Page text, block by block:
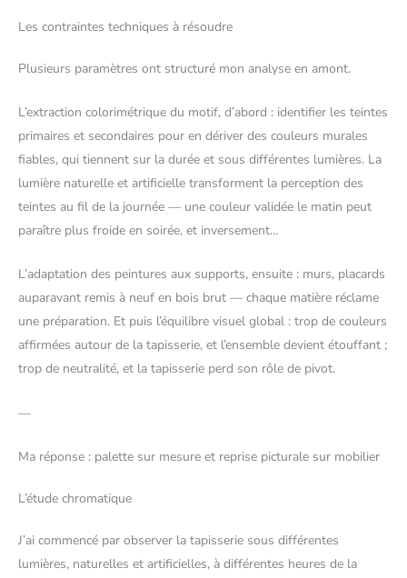
Les contraintes techniques à résoudre
Plusieurs paramètres ont structuré mon analyse en amont.
L’extraction colorimétrique du motif, d’abord : identifier les teintes
primaires et secondaires pour en dériver des couleurs murales
fiables, qui tiennent sur la durée et sous différentes lumières. La
lumière naturelle et artificielle transforment la perception des
teintes au fil de la journée — une couleur validée le matin peut
paraître plus froide en soirée, et inversement…
L’adaptation des peintures aux supports, ensuite : murs, placards
auparavant remis à neuf en bois brut — chaque matière réclame
une préparation. Et puis l’équilibre visuel global : trop de couleurs
affirmées autour de la tapisserie, et l’ensemble devient étouffant ;
trop de neutralité, et la tapisserie perd son rôle de pivot.
—
Ma réponse : palette sur mesure et reprise picturale sur mobilier
L’étude chromatique
J’ai commencé par observer la tapisserie sous différentes
lumières, naturelles et artificielles, à différentes heures de la